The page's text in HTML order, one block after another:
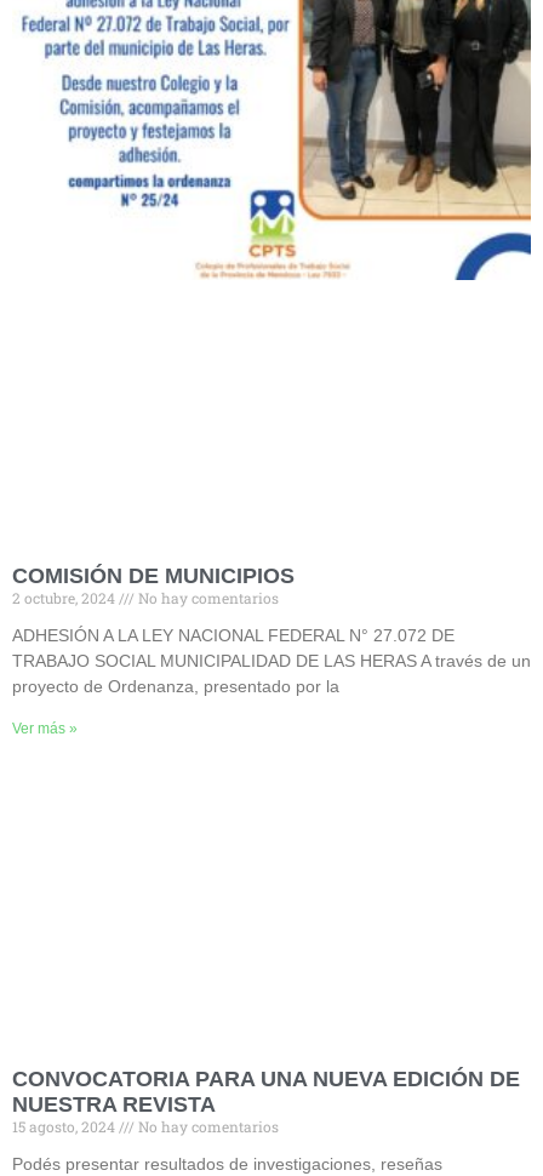
COMISIÓN DE MUNICIPIOS
2 octubre, 2024
No hay comentarios
ADHESIÓN A LA LEY NACIONAL FEDERAL N° 27.072 DE
TRABAJO SOCIAL MUNICIPALIDAD DE LAS HERAS A través de un
proyecto de Ordenanza, presentado por la
Ver más »
CONVOCATORIA PARA UNA NUEVA EDICIÓN DE
NUESTRA REVISTA
15 agosto, 2024
No hay comentarios
Podés presentar resultados de investigaciones, reseñas